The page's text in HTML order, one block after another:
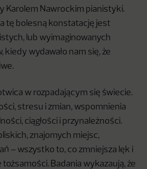
Karolem Nawrockim pianistyki.
tę bolesną konstatację jest
lub wyimaginowanych
kiedy wydawało nam się, że
w rozpadającym się świecie.
stresu i zmian, wspomnienia
ciągłości i przynależności.
znajomych miejsc,
– wszystko to, co zmniejsza lęk i
Badania wykazaują, że